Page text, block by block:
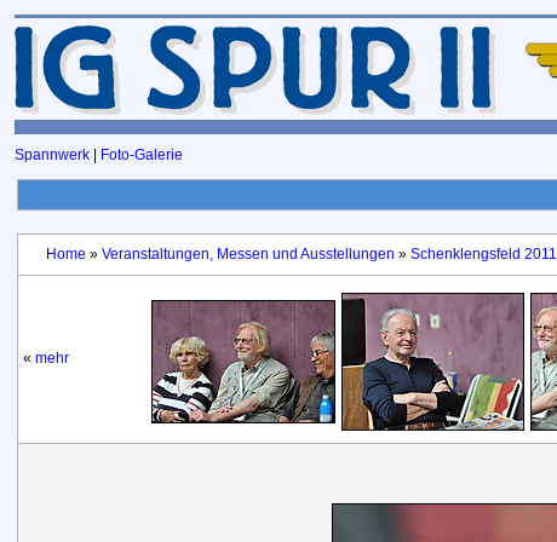
Spannwerk Foto-Galerie
Home » Veranstaltungen, Messen und Ausstellungen » Schenklengsfeld 2011
« mehr